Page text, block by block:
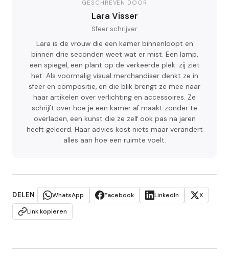
GESCHREVEN DOOR
Lara Visser
Sfeer schrijver
Lara is de vrouw die een kamer binnenloopt en
binnen drie seconden weet wat er mist. Een lamp,
een spiegel, een plant op de verkeerde plek: zij ziet
het. Als voormalig visual merchandiser denkt ze in
sfeer en compositie, en die blik brengt ze mee naar
haar artikelen over verlichting en accessoires. Ze
schrijft over hoe je een kamer af maakt zonder te
overladen, een kunst die ze zelf ook pas na jaren
heeft geleerd. Haar advies kost niets maar verandert
alles aan hoe een ruimte voelt.
DELEN WhatsApp Facebook LinkedIn
X
Link kopieren